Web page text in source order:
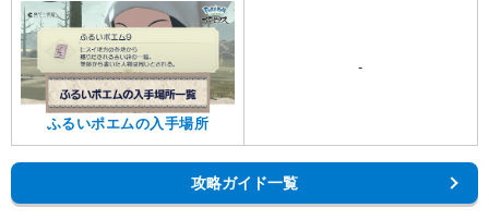
ふるいポエムの入手場所
-
攻略ガイド一覧